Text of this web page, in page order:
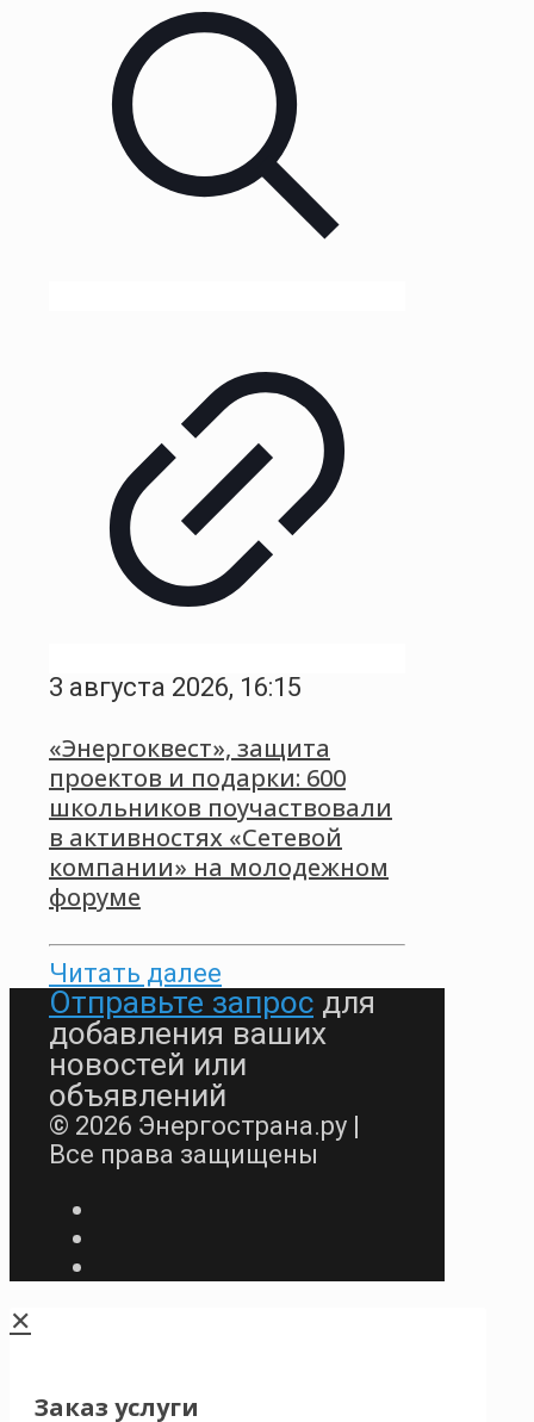
3 августа 2026, 16:15
«Энергоквест», защита
проектов и подарки: 600
школьников поучаствовали
в активностях «Сетевой
компании» на молодежном
форуме
Читать далее
Отправьте запрос для
добавления ваших
новостей или
объявлений
© 2026 Энергострана.ру |
Все права защищены
✕
Заказ услуги